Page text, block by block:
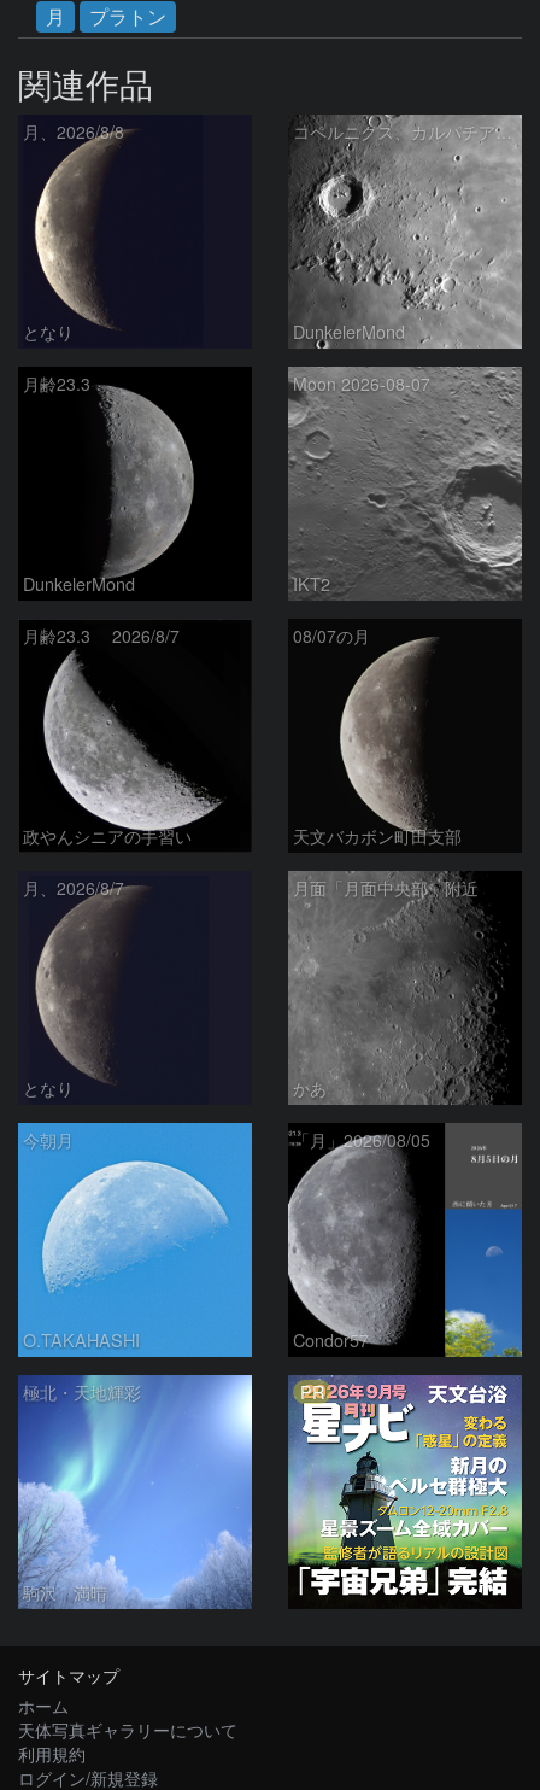
月
プラトン
関連作品
月、2026/8/8
となり
コペルニクス、カルパチア山脈付近
DunkelerMond
月齢23.3
DunkelerMond
Moon 2026-08-07
IKT2
月齢23.3 2026/8/7
政やんシニアの手習い
08/07の月
天文バカボン町田支部
月、2026/8/7
となり
月面「月面中央部」附近
かあ
今朝月
O.TAKAHASHI
「月」2026/08/05
Condor57
極北・天地輝彩
駒沢 満晴
PR
サイトマップ
ホーム
天体写真ギャラリーについて
利用規約
ログイン/新規登録